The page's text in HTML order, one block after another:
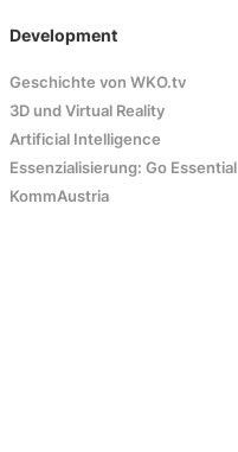
Development
Geschichte von WKO.tv
3D und Virtual Reality
Artificial Intelligence
Essenzialisierung: Go Essential
KommAustria